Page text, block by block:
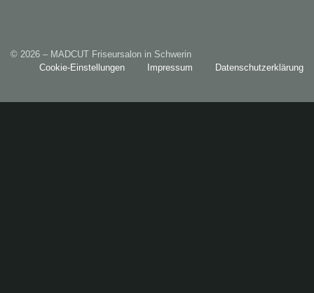
© 2026 – MADCUT Friseursalon in Schwerin
Cookie-Einstellungen
Impressum Datenschutzerklärung